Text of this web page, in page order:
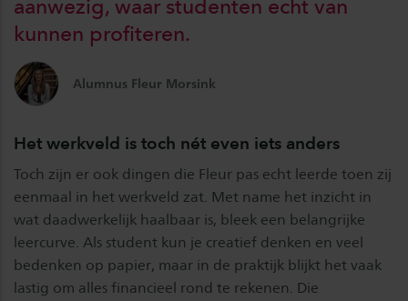
aanwezig, waar studenten echt van
kunnen profiteren.
Alumnus Fleur Morsink
Het werkveld is toch nét even iets anders
Toch zijn er ook dingen die Fleur pas echt leerde toen zij
eenmaal in het werkveld zat. Met name het inzicht in
wat daadwerkelijk haalbaar is, bleek een belangrijke
leercurve. Als student kun je creatief denken en veel
bedenken op papier, maar in de praktijk blijkt het vaak
lastig om alles financieel rond te rekenen. Die